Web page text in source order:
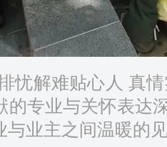
忧解难贴心人 真
的专业与关怀表达
与业主之间温暖的